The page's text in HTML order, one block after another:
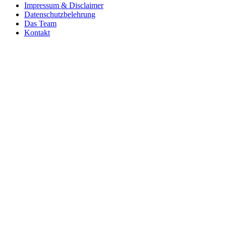
Impressum & Disclaimer
Datenschutzbelehrung
Das Team
Kontakt